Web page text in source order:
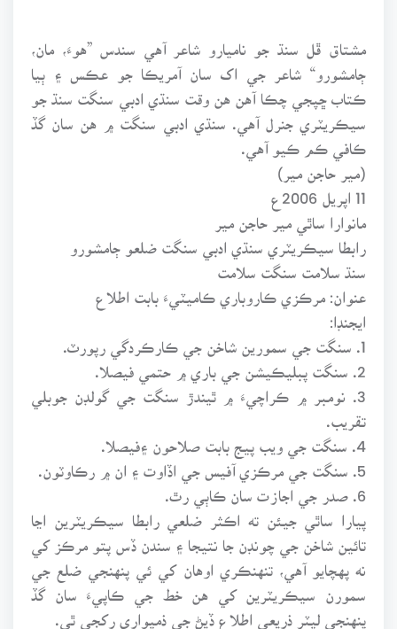
مشتاق ڦل سنڌ جو ناميارو شاعر آهي سندس ”هوءَ، مان،
ڄامشورو“ شاعر جي اک سان آمريڪا جو عڪس ۽ ٻيا
ڪتاب ڇپجي چڪا آهن هن وقت سنڌي ادبي سنگت سنڌ جو
سيڪريٽري جنرل آهي. سنڌي ادبي سنگت ۾ هن سان گڏ
ڪافي ڪم ڪيو آهي.
(مير حاجن مير)
11 اپريل 2006ع
مانوارا ساٿي مير حاجن مير
رابطا سيڪريٽري سنڌي ادبي سنگت ضلعو ڄامشورو
سنڌ سلامت سنگت سلامت
عنوان: مرڪزي ڪاروباري ڪاميٽيءَ بابت اطلاع
ايجنڊا:
1. سنگت جي سمورين شاخن جي ڪارڪردگي رپورٽ.
3. نومبر ۾ ڪراچيءَ ۾ ٿيندڙ سنگت جي گولڊن جوبلي
تقريب.
پيارا ساٿي جيئن ته اڪثر ضلعي رابطا سيڪريٽرين اڃا
تائين شاخن جي چونڊن جا نتيجا ۽ سندن ڏس پتو مرڪز کي
نه پهچايو آهي، تنهنڪري اوهان کي ئي پنهنجي ضلع جي
سمورن سيڪريٽرين کي هن خط جي ڪاپيءَ سان گڏ
پنهنجي ليٽر ذريعي اطلاع ڏيڻ جي ذميواري رکجي ٿي.